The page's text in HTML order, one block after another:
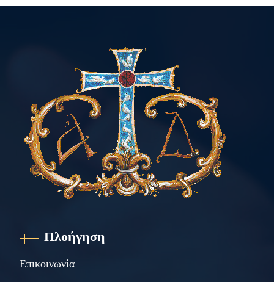
Πλοήγηση
Επικοινωνία